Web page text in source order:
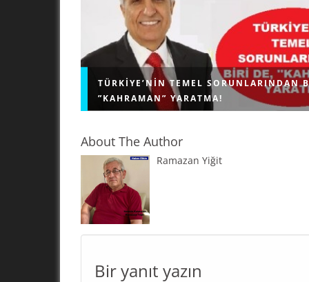
TÜRKIYE’NIN TEMEL SORUNLARINDAN
”KAHRAMAN” YARATMA!
"KAHRAMAN" YARATMA! Geri bıraktırılmış
problemi; kendi sorunlarını çözmek için
işleyişe sahip olan, bağımsız, herkese eşit
About The Author
Ramazan Yiğit
Bir yanıt yazın